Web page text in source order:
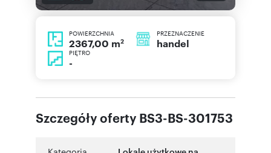
POWIERZCHNIA
2367,00 m2
PRZEZNACZENIE
handel
PIĘTRO
-
Szczegóły oferty BS3-BS-301753